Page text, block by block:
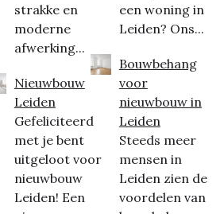
strakke en
moderne
afwerking...
Nieuwbouw
Leiden
Gefeliciteerd
met je bent
uitgeloot voor
nieuwbouw
Leiden! Een
een woning in
Leiden? Ons...
Bouwbehang
voor
nieuwbouw in
Leiden
Steeds meer
mensen in
Leiden zien de
voordelen van